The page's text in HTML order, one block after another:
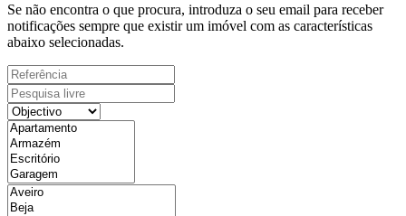
Se não encontra o que procura, introduza o seu email para receber
notificações sempre que existir um imóvel com as características
abaixo selecionadas.